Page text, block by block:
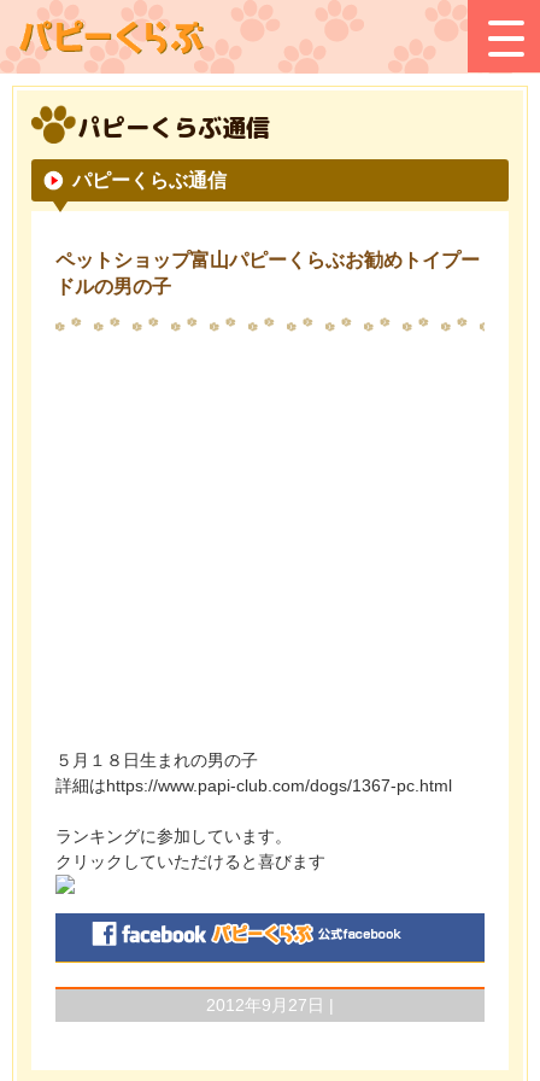
パピーくらぶ通信
パピーくらぶ通信
ペットショップ富山パピーくらぶお勧めトイプー
ドルの男の子
５月１８日生まれの男の子
詳細はhttps://www.papi-club.com/dogs/1367-pc.html
ランキングに参加しています。
クリックしていただけると喜びます
2012年9月27日 |